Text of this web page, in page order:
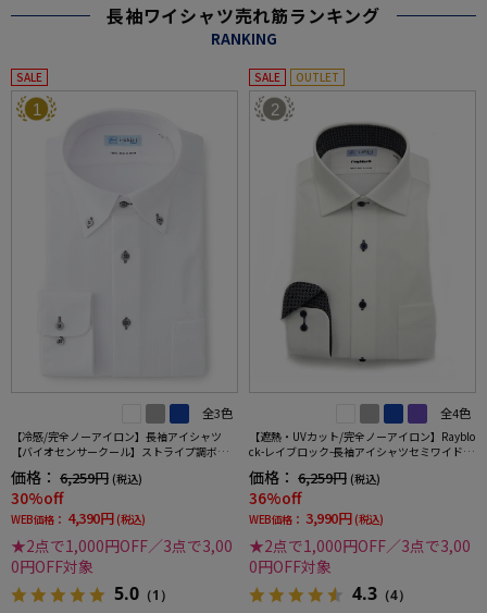
長袖ワイシャツ売れ筋ランキング
RANKING
SALE
1
全3色
【冷感/完全ノーアイロン】長袖アイシャツ
【バイオセンサークール】ストライプ調ボタ
効果吸汗速乾ワイシャツ春夏
価格： 6,259円 (税込)
30%off
WEB価格： 4,390円 (税込)
★2点で1,000円OFF／3点で3,00
0円OFF対象
5.0 （1）
SALE OUTLET
2
全4色
【遮熱・UVカット/完全ノーアイロン】Rayblo
ck-レイブロック-長袖アイシャツセミワイドス
価格： 6,259円 (税込)
36%off
WEB価格： 3,990円 (税込)
★2点で1,000円OFF／3点で3,00
0円OFF対象
4.3 （4）